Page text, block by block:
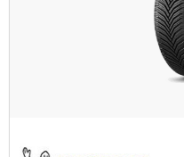
Toate tipurile (27)